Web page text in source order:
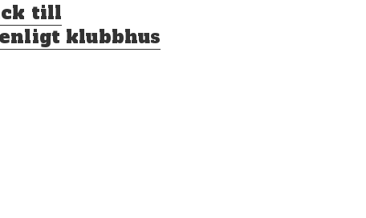
till
klubbhus